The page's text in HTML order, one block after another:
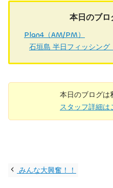
本日のブロ
Plan4（AM/PM）
石垣島 半日フィッシング
本日のブログは
スタッフ詳細は
みんな大興奮！！